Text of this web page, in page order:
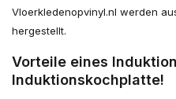
Vloerkledenopvinyl.nl werden
hergestellt.
Vorteile eines
Induktionskochplatte!